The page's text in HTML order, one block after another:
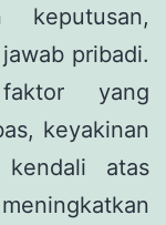
keputusan,
pribadi.
yang
keyakinan
kendali atas